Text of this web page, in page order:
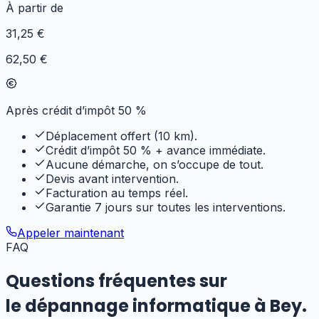
À partir de
31,25 €
62,50 €
Après crédit d’impôt 50 %
Déplacement offert (10 km).
Crédit d’impôt 50 % + avance immédiate.
Aucune démarche, on s’occupe de tout.
Devis avant intervention.
Facturation au temps réel.
Garantie 7 jours sur toutes les interventions.
Appeler maintenant
FAQ
Questions fréquentes sur
le dépannage informatiqueà Bey.